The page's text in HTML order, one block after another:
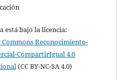
está bajo la licencia:
Reconocimiento-
CompartirIgual 4.0
(CC BY-NC-SA 4.0)